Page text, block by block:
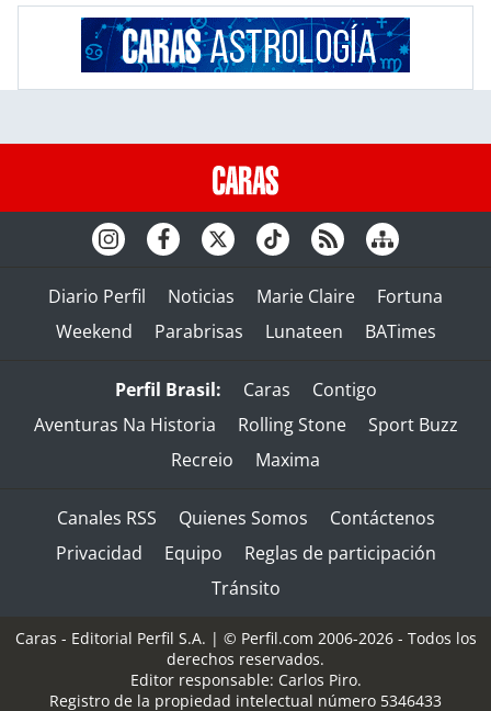
Diario Perfil Noticias Marie Claire
Fortuna
Weekend
Parabrisas Lunateen BATimes
Perfil Brasil: Caras
Contigo
Aventuras Na Historia
Rolling Stone
Sport Buzz
Recreio
Maxima
Canales RSS Quienes Somos
Contáctenos
Privacidad
Equipo
Reglas de participación
Tránsito
Caras - Editorial Perfil S.A. | © Perfil.com 2006-2026 - Todos los
derechos reservados.
Editor responsable: Carlos Piro.
Registro de la propiedad intelectual número 5346433